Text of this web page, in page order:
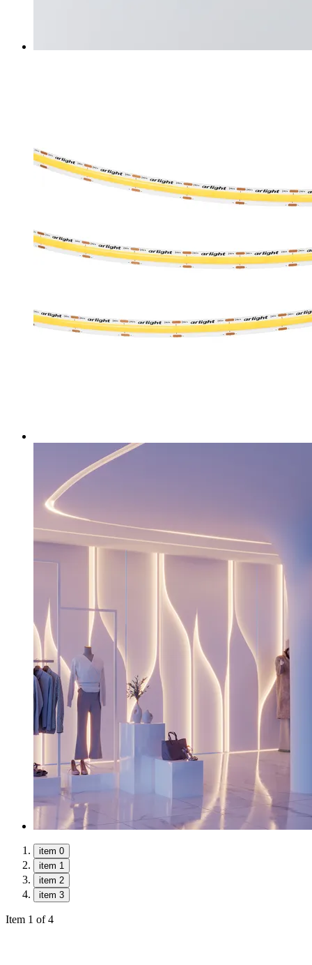
item 0
item 1
item 2
item 3
Item 1 of 4